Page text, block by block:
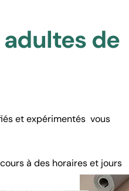
de
et expérimentés vous
à des horaires et jours